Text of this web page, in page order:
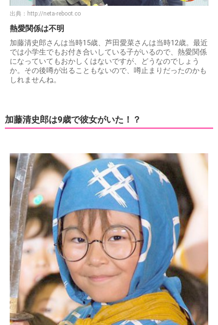
出典： http://neta-reboot.co
熱愛関係は不明
加藤清史郎さんは当時15歳、芦田愛菜さんは当時12歳。最近
では小学生でもお付き合いしている子がいるので、熱愛関係
になっていてもおかしくはないですが、どうなのでしょう
か。その後噂が出ることもないので、噂止まりだったのかも
しれませんね。
加藤清史郎は9歳で彼女がいた！？